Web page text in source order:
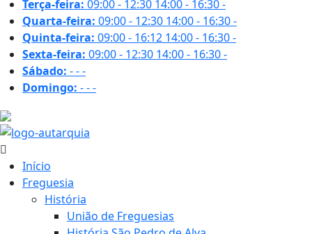
Terça-feira: 09:00 - 12:30 14:00 - 16:30-
Quarta-feira: 09:00 - 12:30 14:00 - 16:30-
Quinta-feira: 09:00 - 16:12 14:00 - 16:30-
Sexta-feira: 09:00 - 12:30 14:00 - 16:30-
Sábado: ---
Domingo: ---
Início
Freguesia
História
União de Freguesias